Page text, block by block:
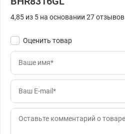
4,85 из 5 на основании 27 отзывов
Оценить товар